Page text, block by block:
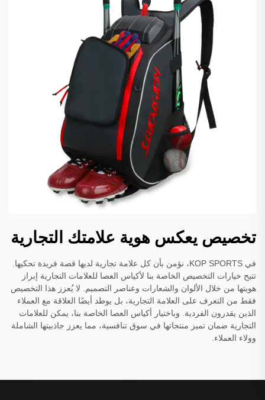
تخصيص يعكس هوية علامتك التجارية
في KOP SPORTS، نؤمن بأن كل علامة تجارية لديها قصة فريدة تحكيها.
تتيح خيارات التخصيص الخاصة بنا لأكياس العصا للعلامات التجارية إبراز
هويتها من خلال الألوان والشعارات وعناصر التصميم. لا يُعزز هذا التخصيص
فقط من التعرف على العلامة التجارية، بل يوطد أيضًا العلاقة مع العملاء
الذين يقدرون الفردية. وباختيار أكياس العصا الخاصة بنا، يمكن للعلامات
التجارية ضمان تميز منتجاتها في سوق تنافسية، مما يعزز جاذبيتها الشاملة
وولاء العملاء.